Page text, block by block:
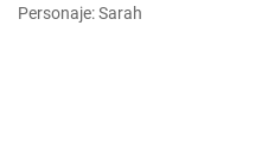
Personaje: Sarah